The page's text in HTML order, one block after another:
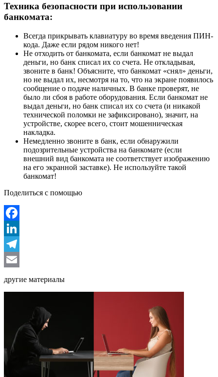
Техника безопасности при использовании
банкомата:
Всегда прикрывать клавиатуру во время введения ПИН-
кода. Даже если рядом никого нет!
Не отходить от банкомата, если банкомат не выдал
деньги, но банк списал их со счета. Не откладывая,
звоните в банк! Объясните, что банкомат «снял» деньги,
но не выдал их, несмотря на то, что на экране появилось
сообщение о подаче наличных. В банке проверят, не
было ли сбоя в работе оборудования. Если банкомат не
выдал деньги, но банк списал их со счета (и никакой
технической поломки не зафиксировано), значит, на
устройстве, скорее всего, стоит мошенническая
накладка.
Немедленно звоните в банк, если обнаружили
подозрительные устройства на банкомате (если
внешний вид банкомата не соответствует изображению
на его экранной заставке). Не используйте такой
банкомат!
Поделиться с помощью
Facebook
LinkedIn
Telegram
другие материалы